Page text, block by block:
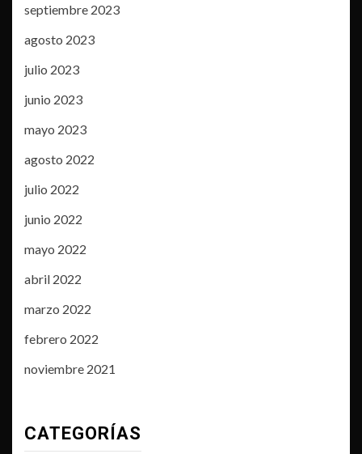
septiembre 2023
agosto 2023
julio 2023
junio 2023
mayo 2023
agosto 2022
julio 2022
junio 2022
mayo 2022
abril 2022
marzo 2022
febrero 2022
noviembre 2021
CATEGORÍAS